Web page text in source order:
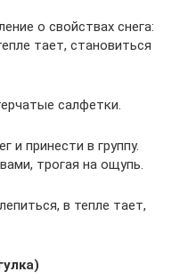
о свойствах снега:
тает, становиться
салфетки.
и принести в группу.
трогая на ощупь.
в тепле тает,